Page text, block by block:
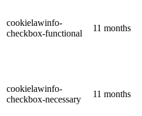
cookielawinfo-
checkbox-functional
11 months
cookielawinfo-
checkbox-necessary
11 months